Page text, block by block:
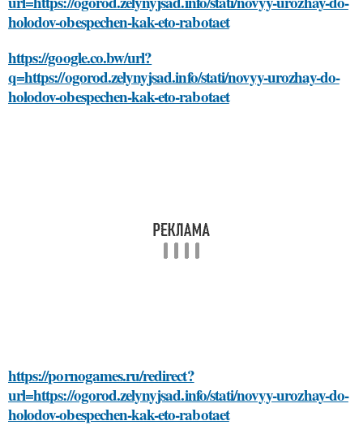
holodov-obespechen-kak-eto-rabotaet
https://google.co.bw/url?
q=https://ogorod.zelynyjsad.info/stati/novyy-urozhay-do-
holodov-obespechen-kak-eto-rabotaet
https://pornogames.ru/redirect?
url=https://ogorod.zelynyjsad.info/stati/novyy-urozhay-do-
holodov-obespechen-kak-eto-rabotaet